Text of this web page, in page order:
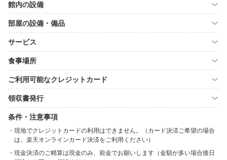
館内の設備
部屋の設備・備品
サービス
食事場所
ご利用可能なクレジットカード
領収書発行
条件・注意事項
現地でクレジットカードの利用はできません。（カード決済ご希望の場合
は、楽天オンラインカード決済をご利用ください）
現金決済のご精算は現金のみ、前金でお願いします（金額が多い場合後日